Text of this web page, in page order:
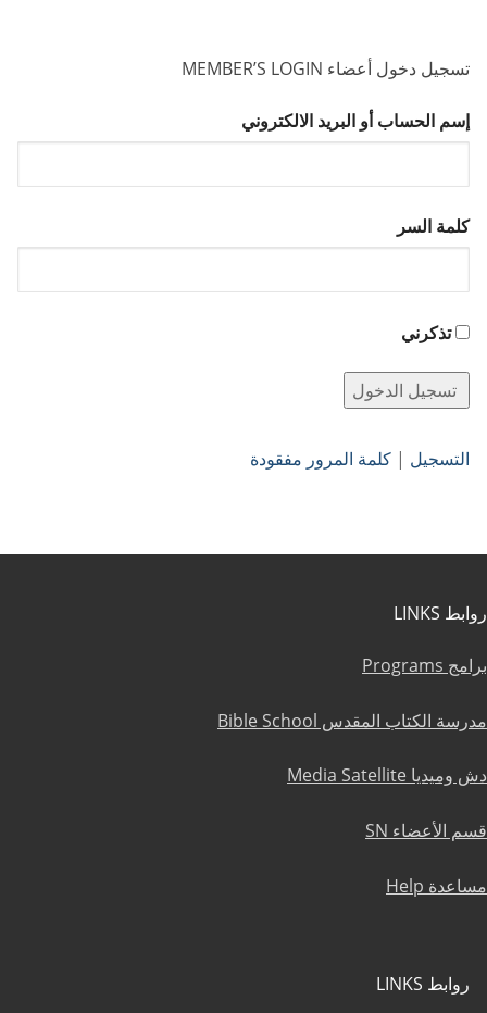
تسجيل دخول أعضاء MEMBER’S LOGIN
إسم الحساب أو البريد الالكتروني
كلمة السر
تذكرني
التسجيل | كلمة المرور مفقودة
روابط LINKS
برامج Programs
مدرسة الكتاب المقدس Bible School
دش وميديا Media Satellite
قسم الأعضاء SN
مساعدة Help
روابط LINKS